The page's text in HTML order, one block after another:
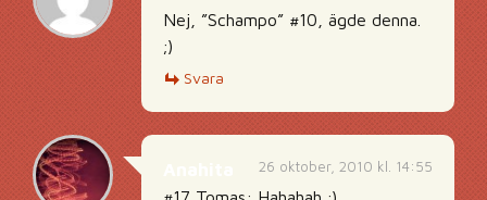
Nej, ”Schampo” #10, ägde denna.
;)
Svara
26 oktober, 2010 kl. 14:55